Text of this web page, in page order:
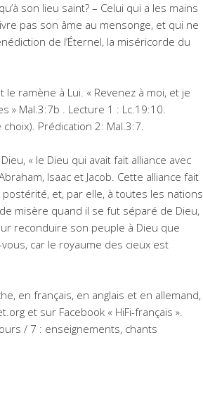
son lieu saint? – Celui qui a les mains
pas son âme au mensonge, et qui ne
de l’Éternel, la miséricorde du
ramène à Lui. « Revenez à moi, et je
» Mal.3:7b . Lecture 1 : Lc.19:10.
Prédication 2: Mal.3:7.
« le Dieu qui avait fait alliance avec
Isaac et Jacob. Cette alliance fait
et, par elle, à toutes les nations
misère quand il se fut séparé de Dieu,
reconduire son peuple à Dieu que
car le royaume des cieux est
en français, en anglais et en allemand,
et sur Facebook « HiFi-français ».
/ 7 : enseignements, chants